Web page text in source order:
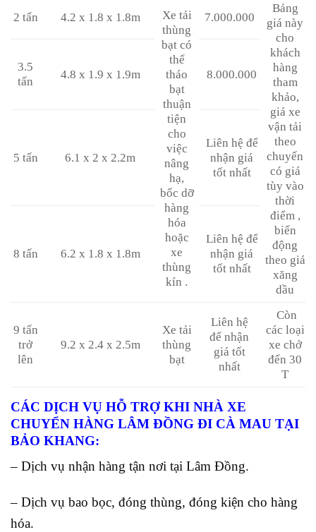
2 tấn 4.2 x 1.8 x 1.8m
Xe tải
thùng
bạt có
thể
tháo
bạt
thuận
tiện
cho
việc
nâng
hạ,
bốc dỡ
hàng
hóa
hoặc
xe
thùng
kín .
7.000.000
Bảng
giá này
cho
khách
hàng
tham
khảo,
giá xe
vận tải
theo
chuyến
có giá
tùy vào
thời
điểm ,
biến
động
theo giá
xăng
dầu
3.5
tấn
4.8 x 1.9 x 1.9m 8.000.000
5 tấn 6.1 x 2 x 2.2m
Liên hệ để
nhận giá
tốt nhất
8 tấn 6.2 x 1.8 x 1.8m
Liên hệ để
nhận giá
tốt nhất
9 tấn
trở
lên
9.2 x 2.4 x 2.5m
Xe tải
thùng
bạt
Liên hệ
để nhận
giá tốt
nhất
Còn
các loại
xe chở
đến 30
T
CÁC DỊCH VỤ HỖ TRỢ KHI NHÀ XE
CHUYỂN HÀNG LÂM ĐỒNG ĐI CÀ MAU TẠI
BẢO KHANG:
– Dịch vụ nhận hàng tận nơi tại Lâm Đồng.
– Dịch vụ bao bọc, đóng thùng, đóng kiện cho hàng
hóa.